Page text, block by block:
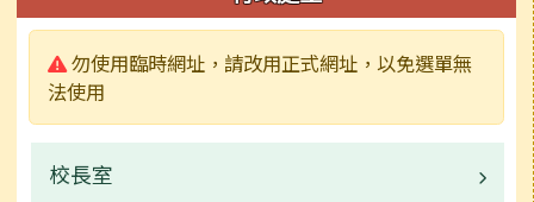
警告:
勿使用臨時網址，請改用正式網址，以免選單無
法使用
校長室